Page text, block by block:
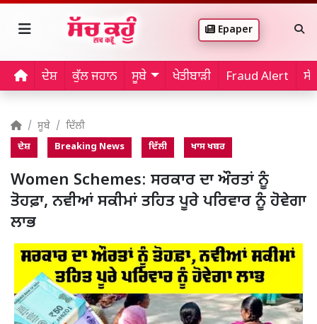
Epaper
ਦੇਸ਼ ਕੁੱਲ ਜਹਾਨ ਸੂਬੇ ਖੇਤੀਬਾੜੀ Fraud Alert
ਸੂਬੇ ਦਿੱਲੀ
ਦੇਸ਼ Breaking News ਦਿੱਲੀ ਖਾਸ ਖਬਰ
Women Schemes: ਸਰਕਾਰ ਦਾ ਔਰਤਾਂ ਨੂੰ
ਤੋਹਫ਼ਾ, ਨਵੀਆਂ ਸਕੀਮਾਂ ਤਹਿਤ ਪੂਰੇ ਪਰਿਵਾਰ ਨੂੰ ਹੋਵੇਗਾ
ਲਾਭ